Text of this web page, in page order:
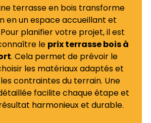
terrasse en bois transforme
en un espace accueillant et
planifier votre projet, il est
le prix terrasse bois à
. Cela permet de prévoir le
les matériaux adaptés et
contraintes du terrain. Une
facilite chaque étape et
harmonieux et durable.